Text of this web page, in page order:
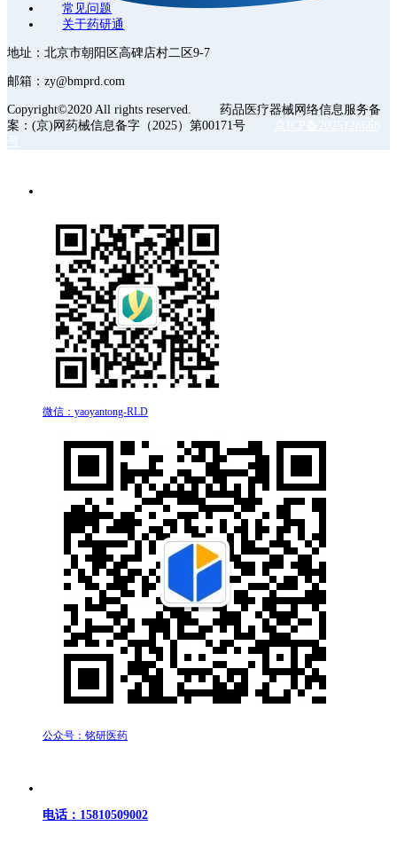
常见问题
关于药研通
地址：北京市朝阳区高碑店村二区9-7
邮箱：zy@bmprd.com
Copyright©2020 All rights reserved. 药品医疗器械网络信息服务备
案：(京)网药械信息备字（2025）第00171号
微信：yaoyantong-RLD
公众号：铭研医药
电话：15810509002